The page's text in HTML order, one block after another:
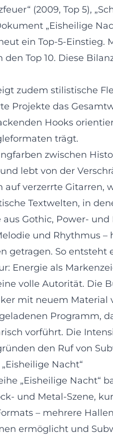
(2009, Top 5),
„Eisheilige
ein Top-5-Einstieg.
Top 10. Diese
zudem stilistische
Projekte das
Hooks
trägt.
zwischen
lebt von der
verzerrte Gitarren,
Textwelten, in
Gothic, Power-
und Rhythmus
getragen. So
Energie als
volle Autorität. Die
mit neuem
Programm,
vorführt. Die
den Ruf von
Nacht“
„Eisheilige Nacht“
und Metal-Szene,
– mehrere
ermöglicht und